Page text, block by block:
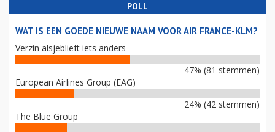
POLL
WAT IS EEN GOEDE NIEUWE NAAM VOOR AIR FRANCE-KLM?
Verzin alsjeblieft iets anders
47% (81 stemmen)
European Airlines Group (EAG)
24% (42 stemmen)
The Blue Group